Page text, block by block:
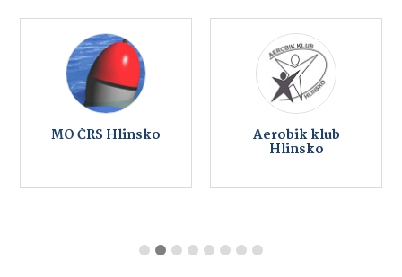
MO ČRS Hlinsko Aerobik klub
Hlinsko